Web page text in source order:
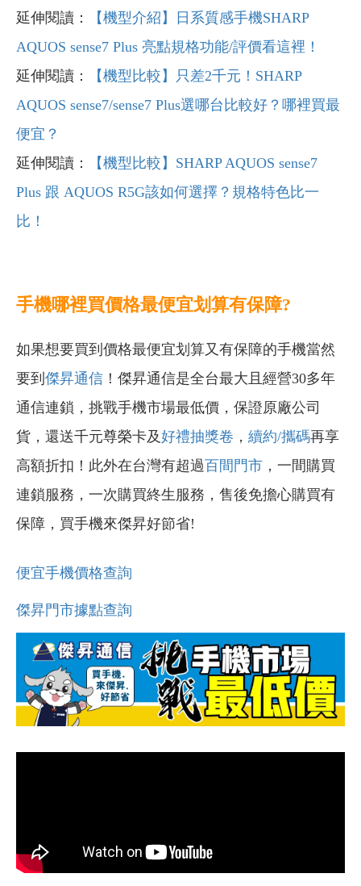
延伸閱讀：
【機型介紹】日系質感手機SHARP
AQUOS sense7 Plus 亮點規格功能/評價看這裡！
延伸閱讀：
【機型比較】只差2千元！SHARP
AQUOS sense7/sense7 Plus選哪台比較好？哪裡買最
便宜？
延伸閱讀：
【機型比較】SHARP AQUOS sense7
Plus 跟 AQUOS R5G該如何選擇？規格特色比一
比！
手機哪裡買價格最便宜划算有保障?
如果想要買到價格最便宜划算又有保障的手機當然
要到 傑昇通信 ！傑昇通信是全台最大且經營30多年
通信連鎖，挑戰手機市場最低價，保證原廠公司
貨，還送千元尊榮卡及好禮抽獎卷 ， 續約/攜碼再享
高額折扣！此外在台灣有超過百間門市 ，一間購買
連鎖服務，一次購買終生服務，售後免擔心購買有
保障，買手機來傑昇好節省!
便宜手機價格查詢
傑昇門市據點查詢